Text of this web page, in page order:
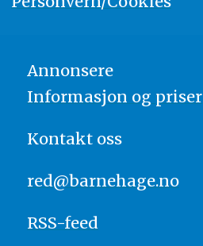
Annonsere
Informasjon og priser
Kontakt oss
red@barnehage.no
RSS-feed